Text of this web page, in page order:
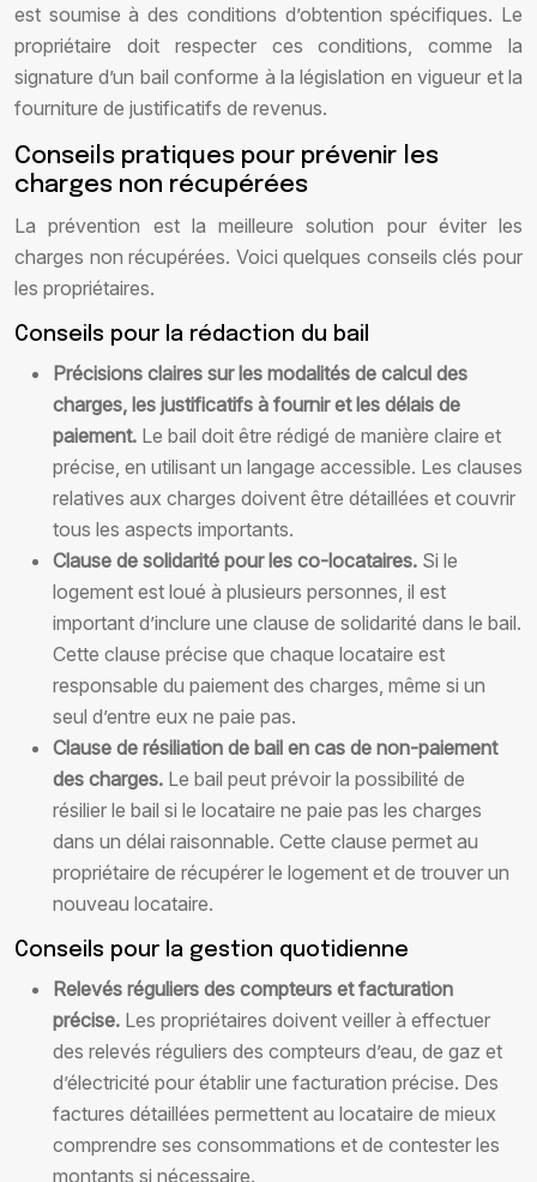
est soumise à des conditions d’obtention spécifiques. Le
propriétaire doit respecter ces conditions, comme la
signature d’un bail conforme à la législation en vigueur et la
fourniture de justificatifs de revenus.
Conseils pratiques pour prévenir les
charges non récupérées
La prévention est la meilleure solution pour éviter les
charges non récupérées. Voici quelques conseils clés pour
les propriétaires.
Conseils pour la rédaction du bail
Précisions claires sur les modalités de calcul des
charges, les justificatifs à fournir et les délais de
paiement. Le bail doit être rédigé de manière claire et
précise, en utilisant un langage accessible. Les clauses
relatives aux charges doivent être détaillées et couvrir
tous les aspects importants.
Clause de solidarité pour les co-locataires. Si le
logement est loué à plusieurs personnes, il est
important d’inclure une clause de solidarité dans le bail.
Cette clause précise que chaque locataire est
responsable du paiement des charges, même si un
seul d’entre eux ne paie pas.
Clause de résiliation de bail en cas de non-paiement
des charges. Le bail peut prévoir la possibilité de
résilier le bail si le locataire ne paie pas les charges
dans un délai raisonnable. Cette clause permet au
propriétaire de récupérer le logement et de trouver un
nouveau locataire.
Conseils pour la gestion quotidienne
Relevés réguliers des compteurs et facturation
précise. Les propriétaires doivent veiller à effectuer
des relevés réguliers des compteurs d’eau, de gaz et
d’électricité pour établir une facturation précise. Des
factures détaillées permettent au locataire de mieux
comprendre ses consommations et de contester les
montants si nécessaire.